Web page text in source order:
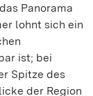
Panorama
lohnt sich ein
ist; bei
Spitze des
der Region